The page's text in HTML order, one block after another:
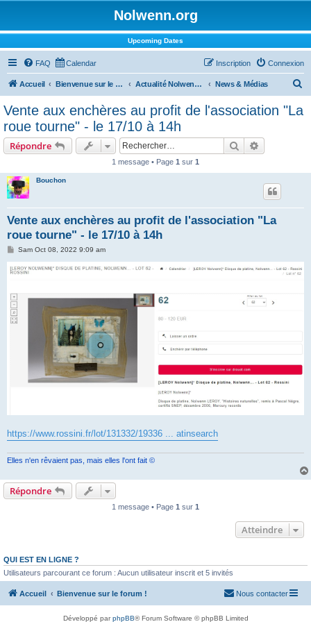
Nolwenn.org
Upcoming Dates
FAQ Calendar Connexion
Inscription
Accueil Bienvenue sur le forum ! Actualité Nolwenn Leroy News & Médias
c
Vente aux enchères au profit de l'association "La
roue tourne" - le 17/10 à 14h
Répondre Rechercher
1 message • Page 1 sur 1
Bouchon
Vente aux enchères au profit de l'association "La
roue tourne" - le 17/10 à 14h
M
s
s
e
Sam Oct 08, 2022 9:09 am
https://www.rossini.fr/lot/131332/19336 ... atinsearch
Elles n'en rêvaient pas, mais elles l'ont fait ©
Répondre
1 message • Page 1 sur 1
Atteindre
QUI EST EN LIGNE ?
Utilisateurs parcourant ce forum : Aucun utilisateur inscrit et 5 invités
Accueil Bienvenue sur le forum ! Nous contacter
Développé parphpBB® Forum Software © phpBB Limited